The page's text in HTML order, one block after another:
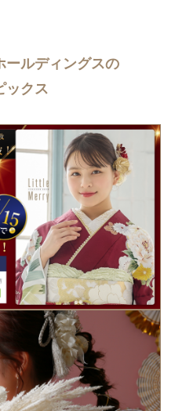
ールディングスの
ックス